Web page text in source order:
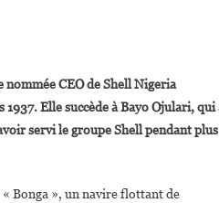
CEO de Shell Nigeria
Elle succède à Bayo Ojulari, qui
servi le groupe Shell pendant plus
Bonga », un navire flottant de